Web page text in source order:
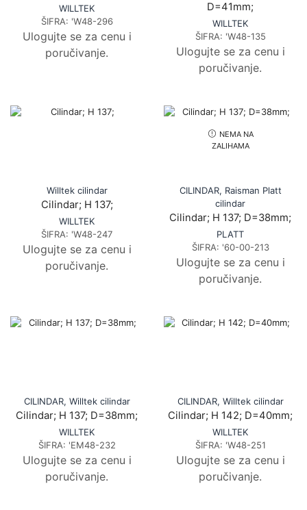
WILLTEK
ŠIFRA: 'W48-296
Ulogujte se za cenu i
poručivanje.
D=41mm;
WILLTEK
ŠIFRA: 'W48-135
Ulogujte se za cenu i
poručivanje.
Willtek cilindar
Cilindar; H 137;
WILLTEK
ŠIFRA: 'W48-247
Ulogujte se za cenu i
poručivanje.
NEMA NA
ZALIHAMA
CILINDAR, Raisman Platt
cilindar
Cilindar; H 137; D=38mm;
PLATT
ŠIFRA: '60-00-213
Ulogujte se za cenu i
poručivanje.
CILINDAR, Willtek cilindar
Cilindar; H 137; D=38mm;
WILLTEK
ŠIFRA: 'EM48-232
Ulogujte se za cenu i
poručivanje.
CILINDAR, Willtek cilindar
Cilindar; H 142; D=40mm;
WILLTEK
ŠIFRA: 'W48-251
Ulogujte se za cenu i
poručivanje.